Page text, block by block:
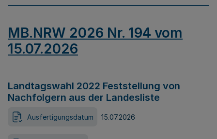
MB.NRW 2026 Nr. 194 vom
15.07.2026
Landtagswahl 2022 Feststellung von
Nachfolgern aus der Landesliste
Ausfertigungsdatum 15.07.2026